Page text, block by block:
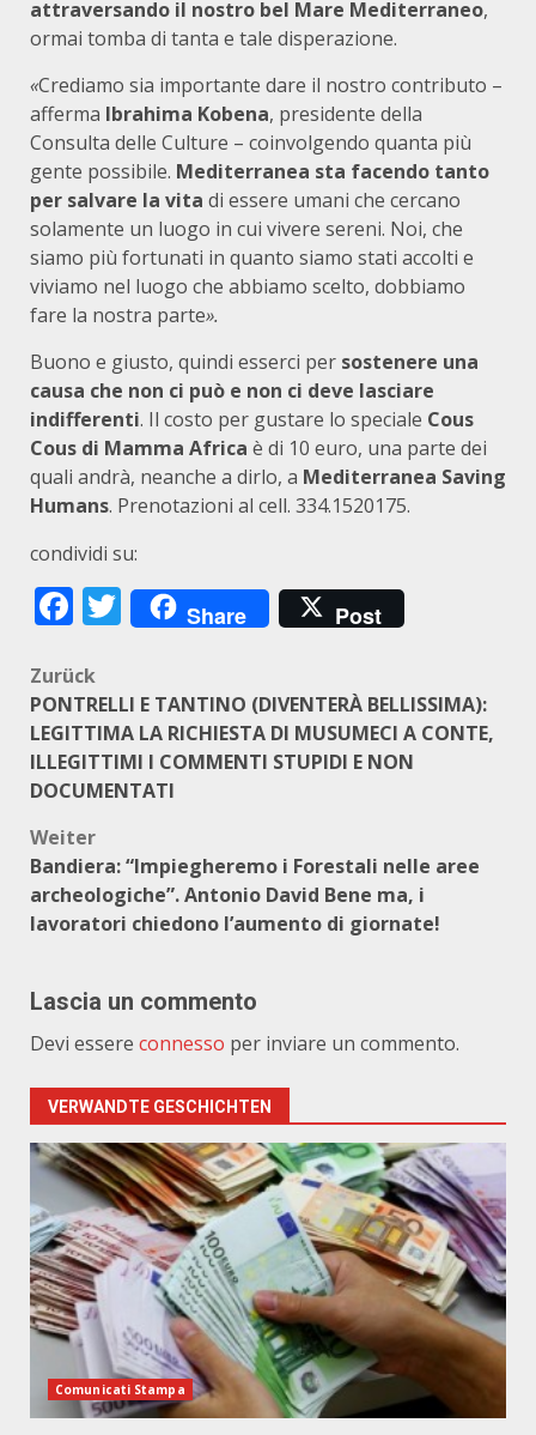
attraversando il nostro bel Mare Mediterraneo,
ormai tomba di tanta e tale disperazione.
«Crediamo sia importante dare il nostro contributo –
afferma Ibrahima Kobena, presidente della
Consulta delle Culture – coinvolgendo quanta più
gente possibile. Mediterranea sta facendo tanto
per salvare la vita di essere umani che cercano
solamente un luogo in cui vivere sereni. Noi, che
siamo più fortunati in quanto siamo stati accolti e
viviamo nel luogo che abbiamo scelto, dobbiamo
fare la nostra parte».
Buono e giusto, quindi esserci per sostenere una
causa che non ci può e non ci deve lasciare
indifferenti. Il costo per gustare lo speciale Cous
Cous di Mamma Africa è di 10 euro, una parte dei
quali andrà, neanche a dirlo, a Mediterranea Saving
Humans. Prenotazioni al cell. 334.1520175.
condividi su:
Facebook
Twitter
Share Post
Beitragsnavigation
Zurück
PONTRELLI E TANTINO (DIVENTERÀ BELLISSIMA):
LEGITTIMA LA RICHIESTA DI MUSUMECI A CONTE,
ILLEGITTIMI I COMMENTI STUPIDI E NON
DOCUMENTATI
Weiter
Bandiera: “Impiegheremo i Forestali nelle aree
archeologiche”. Antonio David Bene ma, i
lavoratori chiedono l’aumento di giornate!
Lascia un commento
Devi essere connesso per inviare un commento.
VERWANDTE GESCHICHTEN
Comunicati Stampa